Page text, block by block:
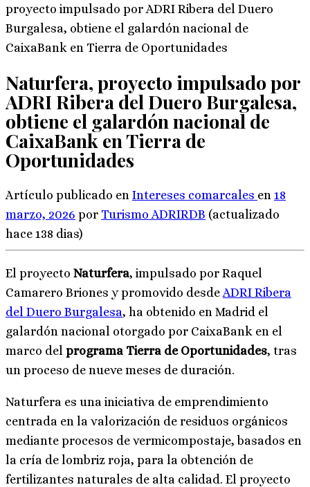
proyecto impulsado por ADRI Ribera del Duero
Burgalesa, obtiene el galardón nacional de
CaixaBank en Tierra de Oportunidades
Naturfera, proyecto impulsado por
ADRI Ribera del Duero Burgalesa,
obtiene el galardón nacional de
CaixaBank en Tierra de
Oportunidades
Artículo publicado en Intereses comarcales en 18
marzo, 2026 por Turismo ADRIRDB (actualizado
hace 138 dias)
El proyecto Naturfera, impulsado por Raquel
Camarero Briones y promovido desde ADRI Ribera
del Duero Burgalesa, ha obtenido en Madrid el
galardón nacional otorgado por CaixaBank en el
marco del programa Tierra de Oportunidades, tras
un proceso de nueve meses de duración.
Naturfera es una iniciativa de emprendimiento
centrada en la valorización de residuos orgánicos
mediante procesos de vermicompostaje, basados en
la cría de lombriz roja, para la obtención de
fertilizantes naturales de alta calidad. El proyecto